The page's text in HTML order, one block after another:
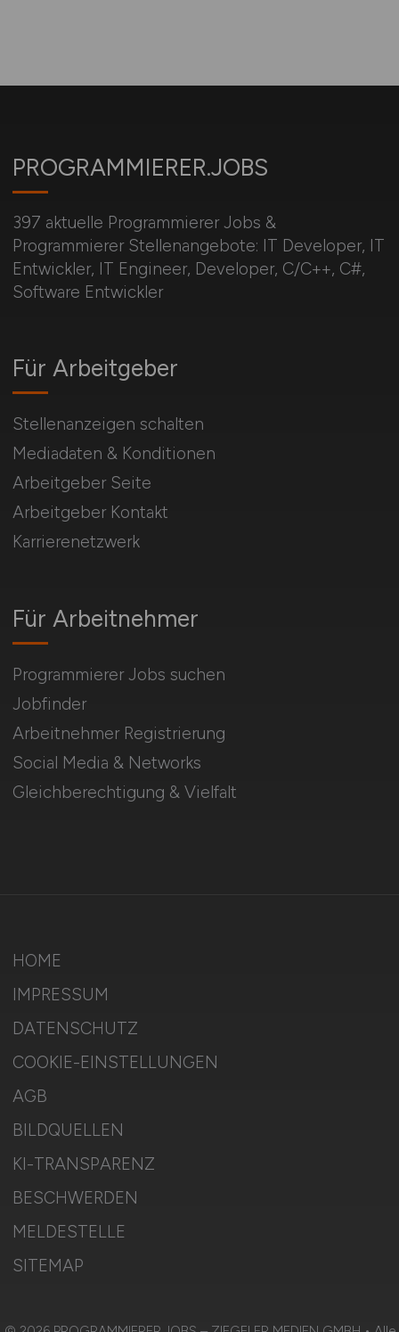
PROGRAMMIERER.JOBS
397 aktuelle Programmierer Jobs &
Programmierer Stellenangebote: IT Developer, IT
Entwickler, IT Engineer, Developer, C/C++, C#,
Software Entwickler
Für Arbeitnehmer
Programmierer Jobs suchen
Jobfinder
Arbeitnehmer Registrierung
Social Media & Networks
Gleichberechtigung & Vielfalt
Für Arbeitgeber
Stellenanzeigen schalten
Mediadaten & Konditionen
Arbeitgeber Seite
Arbeitgeber Kontakt
Karrierenetzwerk
HOME
IMPRESSUM
DATENSCHUTZ
COOKIE-EINSTELLUNGEN
AGB
BILDQUELLEN
KI-TRANSPARENZ
BESCHWERDEN
MELDESTELLE
SITEMAP